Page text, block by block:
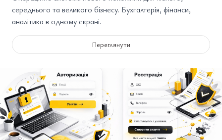
середнього та великого бізнесу. Бухгалтерія, фінанси,
аналітика в одному екрані.
Переглянути